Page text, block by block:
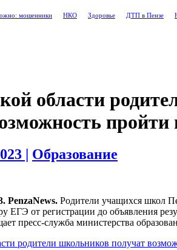
мошенники НКО Здоровье ДТП в Пензе
области
| Образование
PenzaNews. Родители учащихся школ
ЕГЭ от регистрации до объявления
пресс-служба министерства